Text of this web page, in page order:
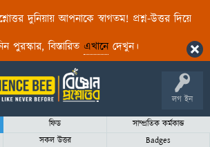
দুনিয়ায় আপনাকে স্বাগতম! প্রশ্ন-উত্তর দিয়ে
পুরস্কার, বিস্তারিত এখানেদেখুন।
লগ ইন
ফিড
সাম্প্রতিক কর্মকান্ড
সকল উত্তর Badges